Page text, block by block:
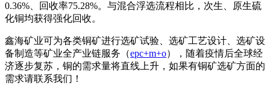
0.36%、回收率75.28%。与混合浮选流程相比，次生、原生硫
化铜均获得强化回收。
鑫海矿业可为各类铜矿进行选矿试验、选矿工艺设计、选矿设
备制造等矿业全产业链服务（epc+m+o），随着疫情后全球经
济逐步复苏，铜的需求量将直线上升，如果有铜矿选矿方面的
需求请联系我们！